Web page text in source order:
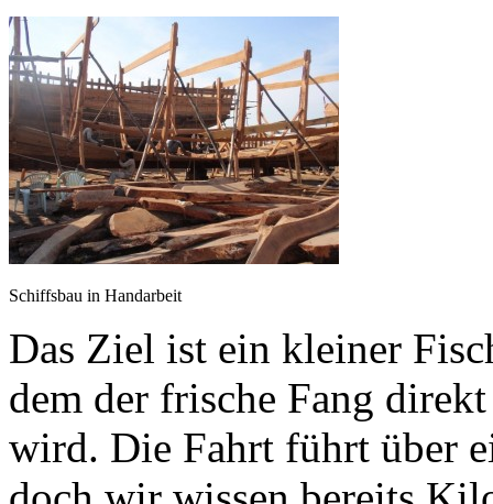
Schiffsbau in Handarbeit
Das Ziel ist ein kleiner
dem der frische Fang
wird. Die Fahrt führt über